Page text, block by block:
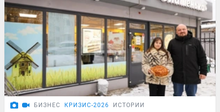
БИЗНЕС КРИЗИС-2026 ИСТОРИИ